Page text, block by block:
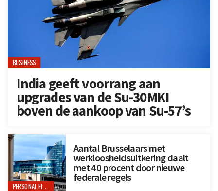
BUSINESS
India geeft voorrang aan
upgrades van de Su-30MKI
boven de aankoop van Su-57’s
PERSONAL FINANCE
Aantal Brusselaars met
werkloosheidsuitkering daalt
met 40 procent door nieuwe
federale regels